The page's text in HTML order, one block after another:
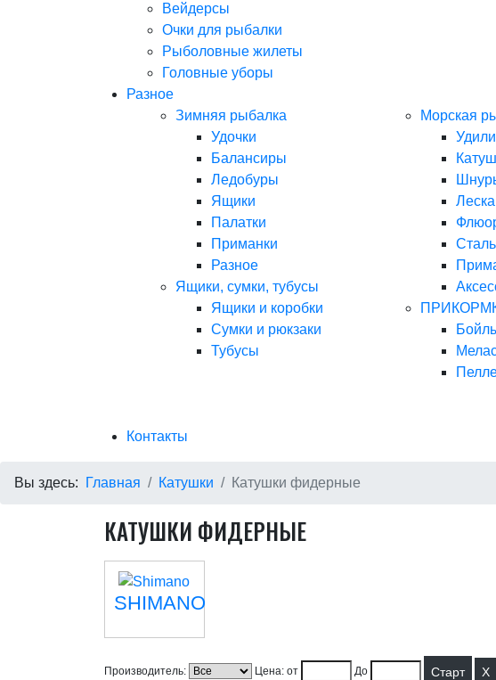
Вейдерсы
Очки для рыбалки
Рыболовные жилеты
Головные уборы
Разное
Зимняя рыбалка
Удочки
Балансиры
Ледобуры
Ящики
Палатки
Приманки
Разное
Ящики, сумки, тубусы
Ящики и коробки
Сумки и рюкзаки
Тубусы
Морская
Контакты
Вы здесь: Главная Катушки Катушки фидерные
КАТУШКИ ФИДЕРНЫЕ
SHIMANO
Производитель: Цена: от До X